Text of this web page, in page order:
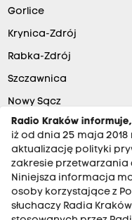
Gorlice
Krynica-Zdrój
Rabka-Zdrój
Szczawnica
Nowy Sącz
Radio Kraków informuje,
iż od dnia 25 maja
aktualizację polityki
zakresie
Niniejsza informacja
osoby korzystające z
słuchaczy Radia